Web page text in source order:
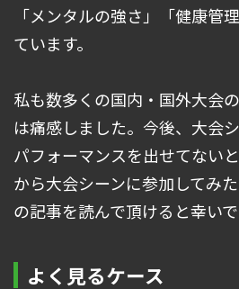
「メンタルの強さ」「健康管
ています。
私も数多くの国内・国外大会
は痛感しました。今後、大会
パフォーマンスを出せてない
から大会シーンに参加してみ
の記事を読んで頂けると幸いで
よく見るケース